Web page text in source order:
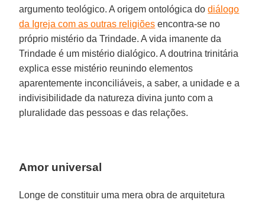
argumento teológico. A origem ontológica dodiálogo
da Igreja com as outras religiões encontra-se no
próprio mistério da Trindade. A vida imanente da
Trindade é um mistério dialógico. A doutrina trinitária
explica esse mistério reunindo elementos
aparentemente inconciliáveis, a saber, a unidade e a
indivisibilidade da natureza divina junto com a
pluralidade das pessoas e das relações.
Amor universal
Longe de constituir uma mera obra de arquitetura